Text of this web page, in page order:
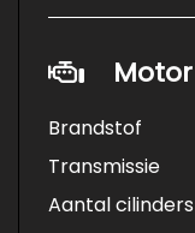
Brandstof
Transmissie
Aantal cilinders